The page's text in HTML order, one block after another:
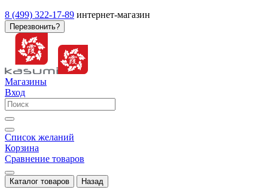
8 (499) 322-17-89 интернет-магазин
Перезвонить?
Магазины
Вход
Список желаний
Корзина
Сравнение товаров
Каталог товаров Назад